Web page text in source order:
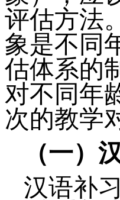
评估方法
象是不同
估体系的
对不同年
次的教学
（一）
汉语补